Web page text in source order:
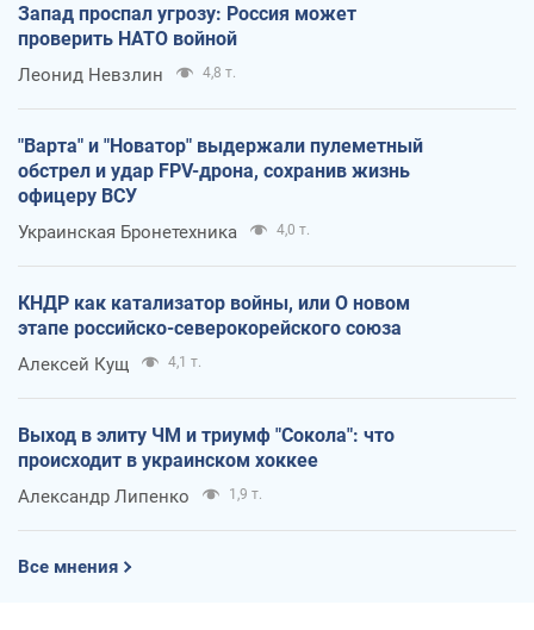
Запад проспал угрозу: Россия может
проверить НАТО войной
Леонид Невзлин 4,8 т.
"Варта" и "Новатор" выдержали пулеметный
обстрел и удар FPV-дрона, сохранив жизнь
офицеру ВСУ
Украинская Бронетехника 4,0 т.
КНДР как катализатор войны, или О новом
этапе российско-северокорейского союза
Алексей Кущ 4,1 т.
Выход в элиту ЧМ и триумф "Сокола": что
происходит в украинском хоккее
Александр Липенко 1,9 т.
Все мнения